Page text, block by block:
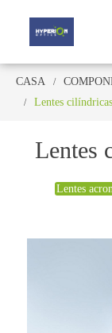
CASA
Lentes
Lentes
Lentes